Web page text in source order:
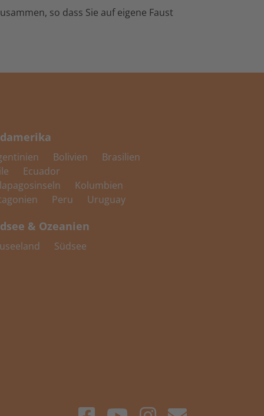
so dass Sie auf eigene Faust
Bolivien
Brasilien
Ecuador
Kolumbien
Peru Uruguay
& Ozeanien
Südsee